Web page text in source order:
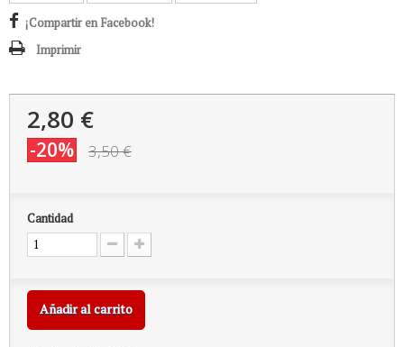
¡Compartir en Facebook!
Imprimir
2,80 €
-20% 3,50 €
Cantidad
Añadir al carrito